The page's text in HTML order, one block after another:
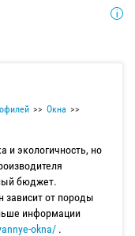
Окна
и экологичность, но
бюджет.
зависит от породы
информации
okna/ .